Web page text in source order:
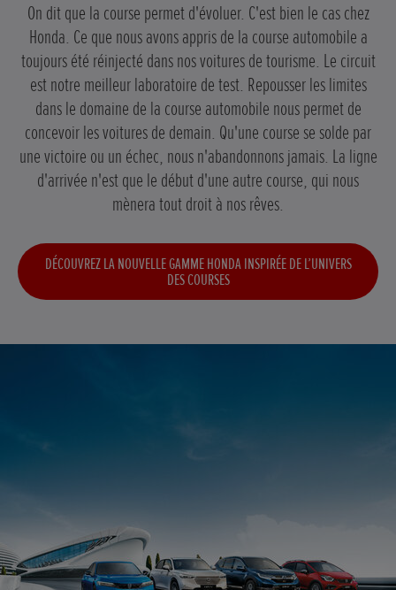
On dit que la course permet d'évoluer. C'est bien le cas chez
Honda. Ce que nous avons appris de la course automobile a
toujours été réinjecté dans nos voitures de tourisme. Le circuit
est notre meilleur laboratoire de test. Repousser les limites
dans le domaine de la course automobile nous permet de
concevoir les voitures de demain. Qu'une course se solde par
une victoire ou un échec, nous n'abandonnons jamais. La ligne
d'arrivée n'est que le début d'une autre course, qui nous
mènera tout droit à nos rêves.
DÉCOUVREZ LA NOUVELLE GAMME HONDA INSPIRÉE DE L’UNIVERS
DES COURSES